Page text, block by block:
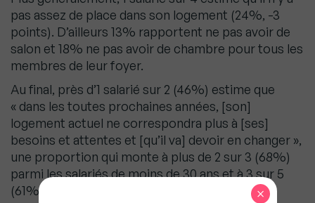
pas assez de place dans son logement (24%, -3
points). D’ailleurs 13% rapportent ne pas avoir de
salon et 18% ne pas avoir de chambre pour tous les
membres de leur foyer.
Au final, près d’1 salarié sur 2 (46%) estime que
« dans les toutes prochaines années, [son]
logement actuel ne correspondra plus à [ses]
besoins et attentes et [qu’il va] devoir en changer »,
une proportion qui monte à plus de 2 sur 3 (68%)
parmi les salariés de moins de 30 ans et à 3 sur 5
(61%) en agglomération parisienne.
×